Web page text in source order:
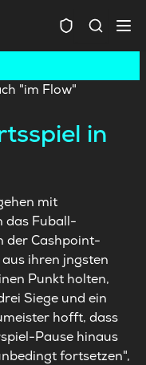
in
mit
das Fuball-
der Cashpoint-
ihren jngsten
Punkt holten,
Siege und ein
hofft, dass
Pause hinaus
fortsetzen",